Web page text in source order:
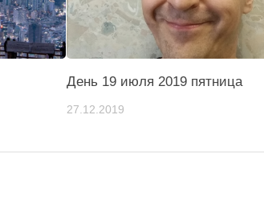
День 19 июля 2019 пятница
27.12.2019